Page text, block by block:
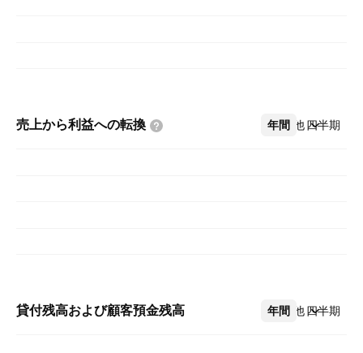
売上から利益への転換 年間 四半期
その他
貸付残高および顧客預金残高 年間 四半期
その他